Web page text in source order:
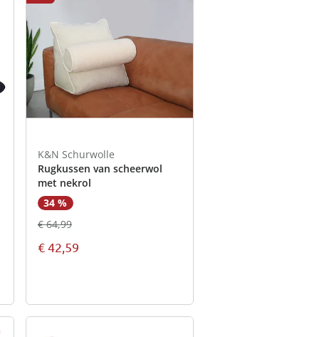
Opberghulpen
nu ontdekken
artikelen
viva domo -
Woontextiel
nu ontdekken
Tuinartikelen
nu ontdekken
Seizoenswisseling
nu ontdekken
K&N Schurwolle
Rugkussen van scheerwol
met nekrol
34 %
€ 64,99
€ 42,59